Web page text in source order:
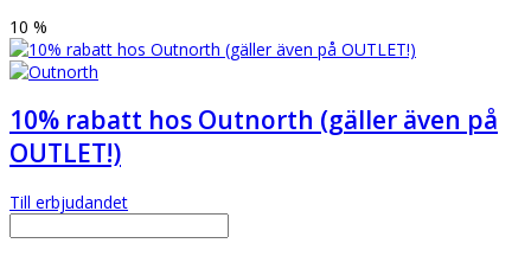
10 %
10% rabatt hos Outnorth (gäller även på
OUTLET!)
Till erbjudandet